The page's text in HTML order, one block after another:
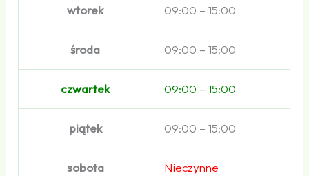
wtorek 09:00 – 15:00
środa 09:00 – 15:00
czwartek 09:00 – 15:00
piątek 09:00 – 15:00
sobota Nieczynne